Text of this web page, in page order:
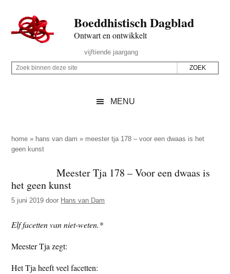
naar
de
inhoud
secondary
naar
de
sidebar
naar
de
Boeddhistisch Dagblad
Ontwart en ontwikkelt
Rechts
vijftiende jaargang
Z
p
d
z
e
i
t
e
Z
i
n
n
d
z
e
i
MENU
home » hans van dam » meester tja 178 – voor een dwaas is het
geen kunst
Meester Tja 178 – Voor een dwaas is
het geen kunst
5 juni 2019 door Hans van Dam
Elf facetten van niet-weten.*
Meester Tja zegt:
Het Tja heeft veel facetten: